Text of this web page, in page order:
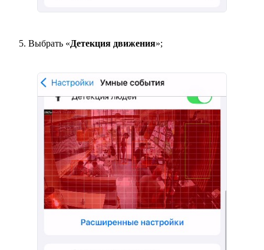
Выбрать «Детекция движения»;